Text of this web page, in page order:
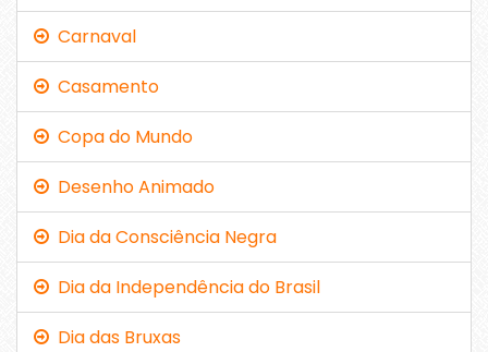
Carnaval
Casamento
Copa do Mundo
Desenho Animado
Dia da Consciência Negra
Dia da Independência do Brasil
Dia das Bruxas